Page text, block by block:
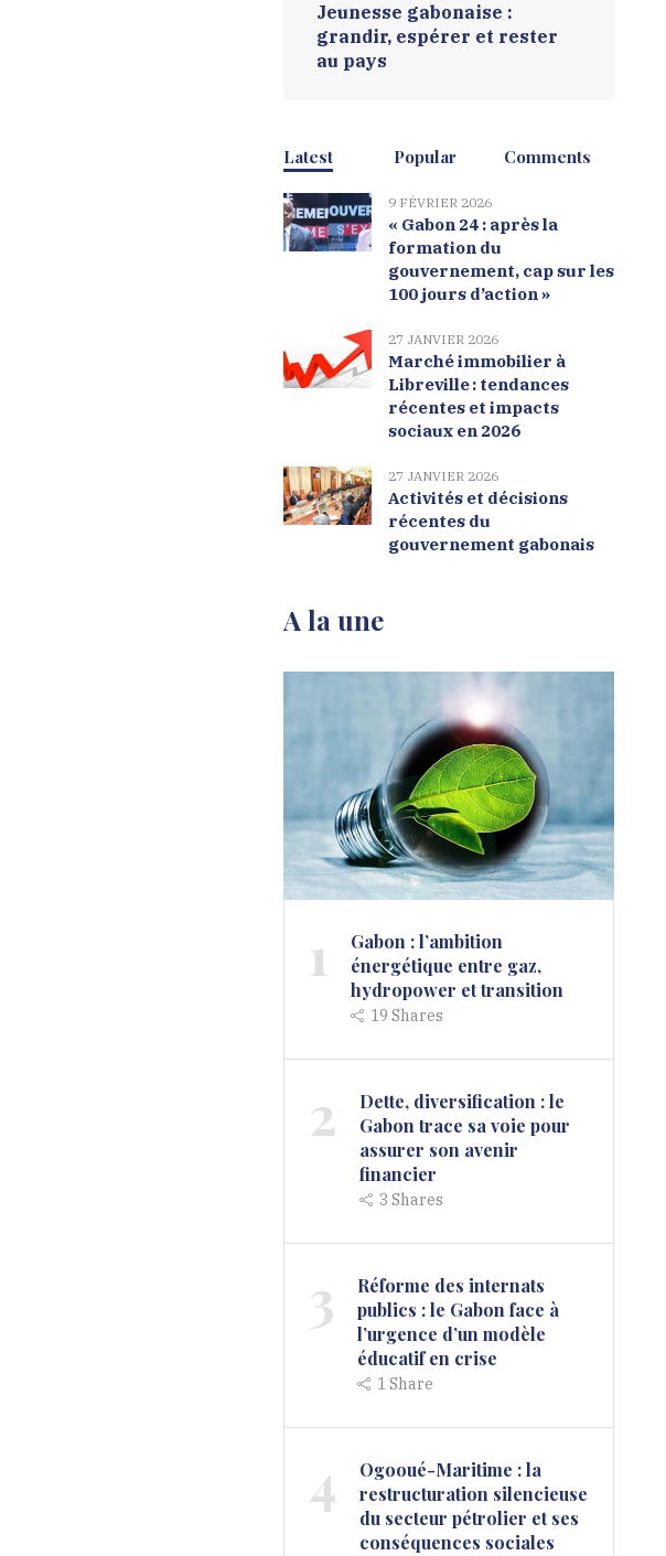
Jeunesse gabonaise :
grandir, espérer et rester
au pays
Latest Popular Comments
9 FÉVRIER 2026
« Gabon 24 : après la
formation du
gouvernement, cap sur les
100 jours d’action »
27 JANVIER 2026
Marché immobilier à
Libreville : tendances
récentes et impacts
sociaux en 2026
27 JANVIER 2026
Activités et décisions
récentes du
gouvernement gabonais
A la une
1
Gabon : l’ambition
énergétique entre gaz,
hydropower et transition
19Shares
2
Dette, diversification : le
Gabon trace sa voie pour
assurer son avenir
financier
3Shares
3
Réforme des internats
publics : le Gabon face à
l’urgence d’un modèle
éducatif en crise
1Share
4
Ogooué-Maritime : la
restructuration silencieuse
du secteur pétrolier et ses
conséquences sociales